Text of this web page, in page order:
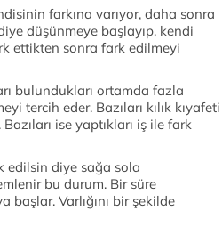
farkına varıyor, daha sonra
düşünmeye başlayıp, kendi
ettikten sonra fark edilmeyi
bulundukları ortamda fazla
tercih eder. Bazıları kılık kıyafeti
ise yaptıkları iş ile fark
edilsin diye sağa sola
bu durum. Bir süre
Varlığını bir şekilde